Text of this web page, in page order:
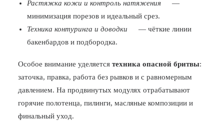
Растяжка кожи и контроль натяжения
—
минимизация порезов и идеальный срез.
Техника контуринга и доводки
— чёткие линии
бакенбардов и подбородка.
Особое внимание уделяется техника опасной бритвы:
заточка, правка, работа без рывков и с равномерным
давлением. На продвинутых модулях отрабатывают
горячие полотенца, пилинги, масляные композиции и
финальный уход.